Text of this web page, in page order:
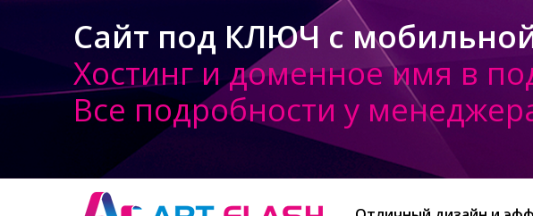
Сайт под КЛЮЧ с
Хостинг и доменное имя в
Все подробности у